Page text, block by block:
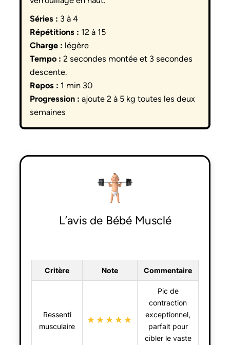
Séries : 3 à 4
Répétitions : 12 à 15
Charge : légère
Tempo : 2 secondes montée et 3 secondes
descente.
Repos : 1 min 30
Progression : ajoute 2 à 5 kg toutes les deux
semaines
L’avis de Bébé Musclé
Critère Note Commentaire
Ressenti
musculaire
★★★★★
Pic de
contraction
exceptionnel,
parfait pour
cibler le vaste